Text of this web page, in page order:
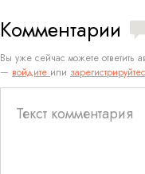
Комментарии
Вы уже сейчас можете ответить
— войдите или